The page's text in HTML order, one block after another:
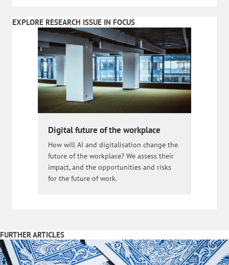
EXPLORE RESEARCH ISSUE IN FOCUS
Digital future of the workplace
How will AI and digitalisation change the
future of the workplace? We assess their
impact, and the opportunities and risks
for the future of work.
FURTHER ARTICLES